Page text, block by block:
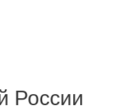
России